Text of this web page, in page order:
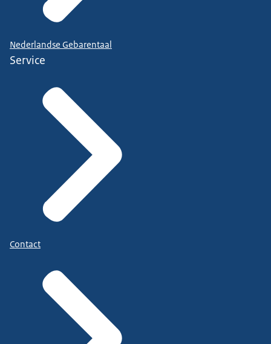
Nederlandse Gebarentaal
Service
Contact